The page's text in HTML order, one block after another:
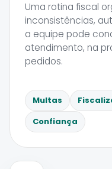
Uma rotina fiscal
inconsistências,
a equipe pode
atendimento, na
pedidos.
Multas
Confiança